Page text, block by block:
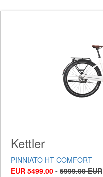
Kettler
PINNIATO HT COMFORT
EUR 5499.00 - 5999.00 EUR